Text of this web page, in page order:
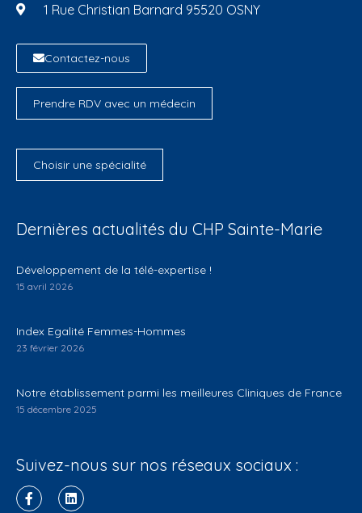
1 Rue Christian Barnard 95520 OSNY
Contactez-nous
Prendre RDV avec un médecin
Choisir une spécialité
Dernières actualités du CHP Sainte-Marie
Développement de la télé-expertise !
15 avril 2026
Index Egalité Femmes-Hommes
23 février 2026
Notre établissement parmi les meilleures Cliniques de France
15 décembre 2025
Suivez-nous sur nos réseaux sociaux :